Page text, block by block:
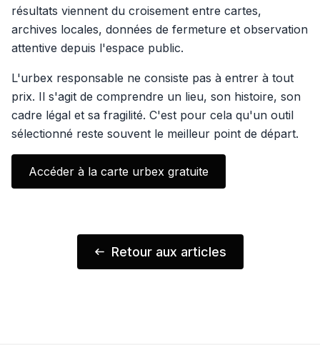
résultats viennent du croisement entre cartes,
archives locales, données de fermeture et observation
attentive depuis l'espace public.
L'urbex responsable ne consiste pas à entrer à tout
prix. Il s'agit de comprendre un lieu, son histoire, son
cadre légal et sa fragilité. C'est pour cela qu'un outil
sélectionné reste souvent le meilleur point de départ.
Accéder à la carte urbex gratuite
Retour aux articles